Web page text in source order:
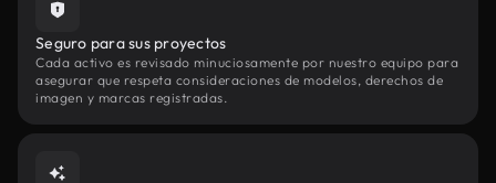
Seguro para sus proyectos
Cada activo es revisado minuciosamente por nuestro equipo para
asegurar que respeta consideraciones de modelos, derechos de
imagen y marcas registradas.